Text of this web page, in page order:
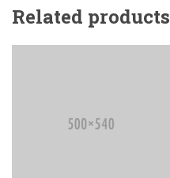
Related products